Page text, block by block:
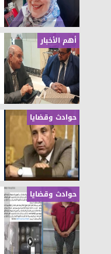
أهم الأخبار
حوادث وقضايا
حوادث وقضايا